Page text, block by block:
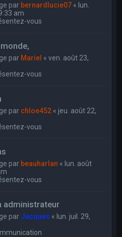
par bernardlucie07 « lun.
am
vous
par Mariel «ven. août 23,
vous
par chloe452 « jeu. août 22,
vous
par beauharlan « lun. août
vous
administrateur
par Jacques « lun. juil. 29,